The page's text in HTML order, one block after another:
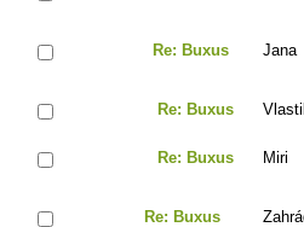
Re: Buxus Jana
Re: Buxus
Re: Buxus Miri
Re: Buxus